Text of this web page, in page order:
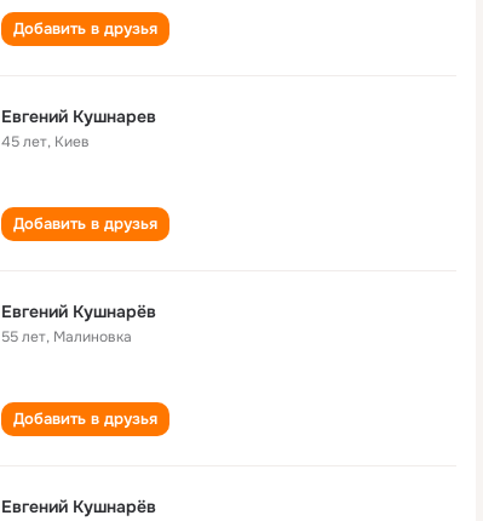
Добавить в друзья
Евгений Кушнарев
45 лет, Киев
Добавить в друзья
Евгений Кушнарёв
55 лет, Малиновка
Добавить в друзья
Евгений Кушнарёв